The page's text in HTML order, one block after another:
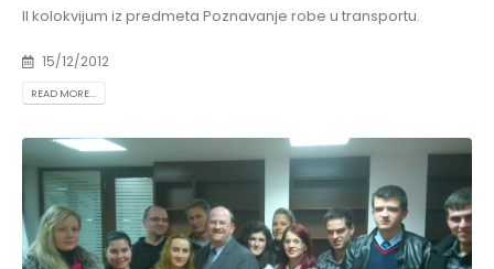
II kolokvijum iz predmeta Poznavanje robe u transportu.
15/12/2012
READ MORE...